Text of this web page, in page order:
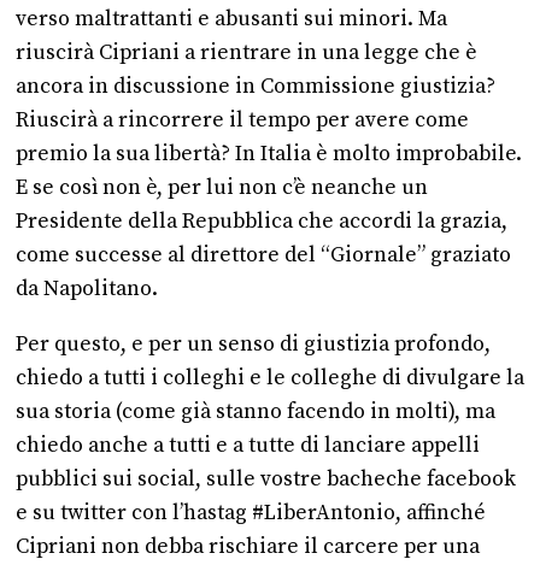
verso maltrattanti e abusanti sui minori. Ma
riuscirà Cipriani a rientrare in una legge che è
ancora in discussione in Commissione giustizia?
Riuscirà a rincorrere il tempo per avere come
premio la sua libertà? In Italia è molto improbabile.
E se così non è, per lui non c’è neanche un
Presidente della Repubblica che accordi la grazia,
come successe al direttore del “Giornale” graziato
da Napolitano.
Per questo, e per un senso di giustizia profondo,
chiedo a tutti i colleghi e le colleghe di divulgare la
sua storia (come già stanno facendo in molti), ma
chiedo anche a tutti e a tutte di lanciare appelli
pubblici sui social, sulle vostre bacheche facebook
e su twitter con l’hastag #LiberAntonio, affinché
Cipriani non debba rischiare il carcere per una